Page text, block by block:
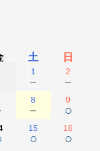
土 日
1
－
2
－
8
－
9
○
15
○
16
○